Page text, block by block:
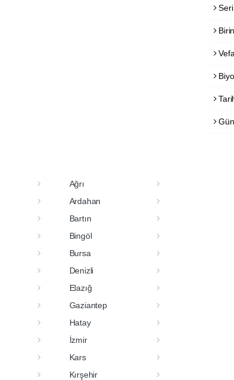
Ağrı
Ardahan
Bartın
Bingöl
Bursa
Denizli
Elazığ
Gaziantep
Hatay
İzmir
Kars
Kırşehir
Seri